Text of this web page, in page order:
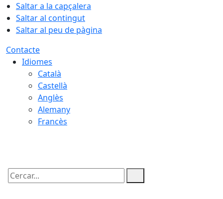
Saltar a la capçalera
Saltar al contingut
Saltar al peu de pàgina
Contacte
Idiomes
Català
Castellà
Anglès
Alemany
Francès
Cercar: